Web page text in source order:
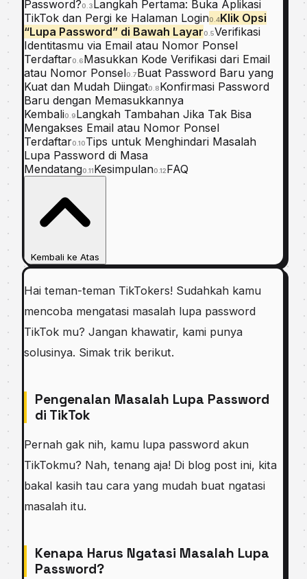
Password?0.3 Langkah Pertama: Buka Aplikasi
TikTok dan Pergi ke Halaman Login0.4Klik Opsi
“Lupa Password” di Bawah Layar0.5Verifikasi
Identitasmu via Email atau Nomor Ponsel
Terdaftar0.6Masukkan Kode Verifikasi dari Email
atau Nomor Ponsel0.7Buat Password Baru yang
Kuat dan Mudah Diingat0.8Konfirmasi Password
Baru dengan Memasukkannya
Kembali0.9Langkah Tambahan Jika Tak Bisa
Mengakses Email atau Nomor Ponsel
Terdaftar0.10Tips untuk Menghindari Masalah
Lupa Password di Masa
Mendatang0.11Kesimpulan0.12FAQ
Kembali ke Atas
Hai teman-teman TikTokers! Sudahkah kamu
mencoba mengatasi masalah lupa password
TikTok mu? Jangan khawatir, kami punya
solusinya. Simak trik berikut.
Pengenalan Masalah Lupa Password
di TikTok
Pernah gak nih, kamu lupa password akun
TikTokmu? Nah, tenang aja! Di blog post ini, kita
bakal kasih tau cara yang mudah buat ngatasi
masalah itu.
Kenapa Harus Ngatasi Masalah Lupa
Password?